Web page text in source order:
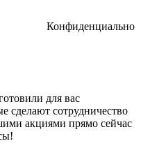
Конфиденциально
для вас
сделают сотрудничество
акциями прямо сейчас